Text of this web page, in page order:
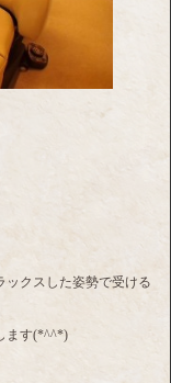
ックスした姿勢で受ける
ます(*^^*)